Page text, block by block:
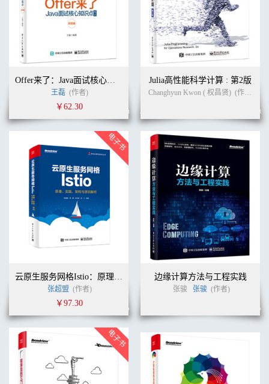
Offer来了：Java面试核心知识点精讲（原理篇）
王磊 (作者)
￥62.30
Julia高性能科学计算 : 第2版
Changhyun Kwon ( 权昌贤) (作者)
云原生服务网格Istio：原理、实践、架构与源码解析
张超盟 (作者)
￥97.30
边缘计算方法与工程实践
张骏 张骏 (作者)